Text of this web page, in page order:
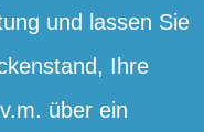
und lassen Sie
Ihre
über ein